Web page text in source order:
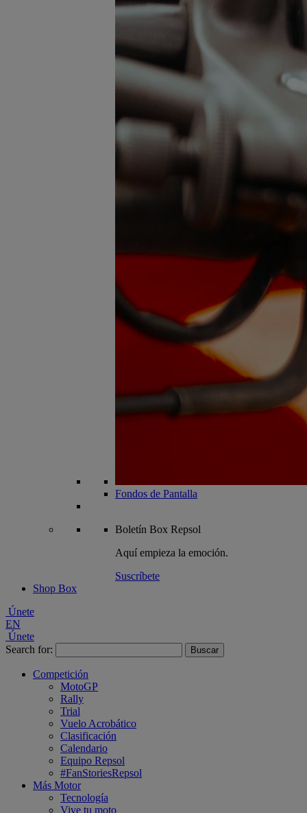
Fondos de Pantalla
Boletín Box Repsol
Aquí empieza la emoción.
Suscríbete
Shop Box
Únete
EN
Únete
Search for:
Competición
MotoGP
Rally
Trial
Vuelo Acrobático
Clasificación
Calendario
Equipo Repsol
#FanStoriesRepsol
Más Motor
Tecnología
Vive tu moto